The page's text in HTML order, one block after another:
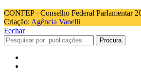
CONFEP - Conselho Federal Parlamentar
Criação: Agência Vanelli
Fechar
Procura